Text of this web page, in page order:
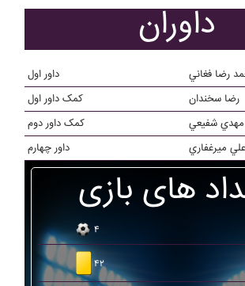
داوران
داور اول
رضا فغاني
کمک داور اول
رضا سخندان
کمک داور دوم
مهدي شفيعي
داور چهارم
علي ميرغفاري
های بازی
۴
۴۲